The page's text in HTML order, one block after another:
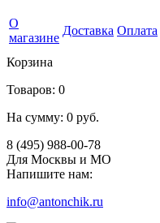
О
магазине
Доставка Оплата
Корзина
Товаров: 0
На сумму: 0 руб.
8 (495) 988-00-78
Для Москвы и МО
Напишите нам:
info@antonchik.ru